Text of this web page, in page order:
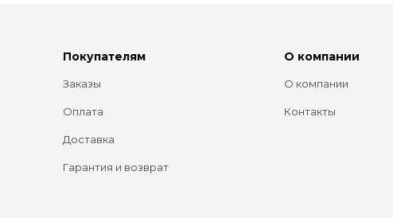
Покупателям
Заказы
Оплата
Доставка
Гарантия и возврат
О компании
О компании
Контакты